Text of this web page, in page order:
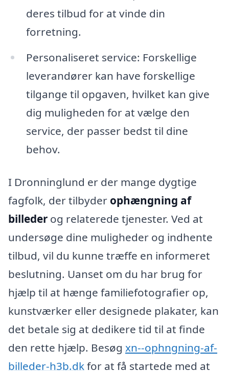
deres tilbud for at vinde din
forretning.
Personaliseret service: Forskellige
leverandører kan have forskellige
tilgange til opgaven, hvilket kan give
dig muligheden for at vælge den
service, der passer bedst til dine
behov.
I Dronninglund er der mange dygtige
fagfolk, der tilbyder ophængning af
billeder og relaterede tjenester. Ved at
undersøge dine muligheder og indhente
tilbud, vil du kunne træffe en informeret
beslutning. Uanset om du har brug for
hjælp til at hænge familiefotografier op,
kunstværker eller designede plakater, kan
det betale sig at dedikere tid til at finde
den rette hjælp. Besøg xn--ophngning-af-
billeder-h3b.dkfor at få startede med at